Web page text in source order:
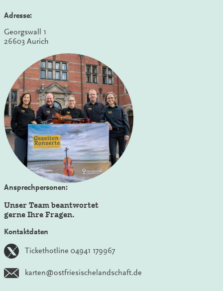
Adresse:
Georgswall 1
26603 Aurich
Ansprechpersonen:
Unser Team beantwortet
gerne Ihre Fragen.
Kontaktdaten
Tickethotline 04941 179967
karten@ostfriesischelandschaft.de